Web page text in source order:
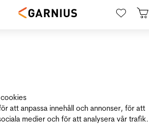
att anpassa innehåll och annonser, för att
medier och för att analysera vår